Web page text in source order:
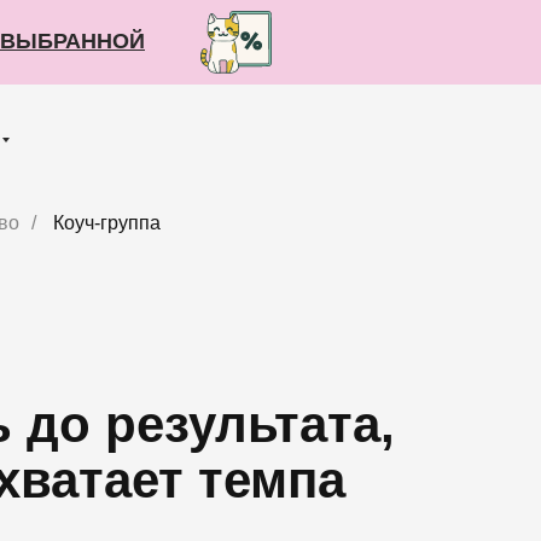
/ Коуч-группа
результата,
темпа